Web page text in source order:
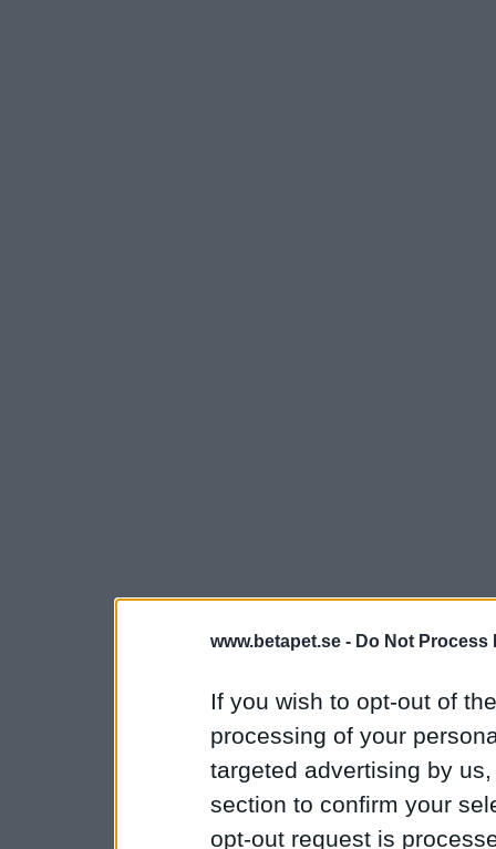
www.betapet.se - Do Not Process
If you wish to opt-out of
processing of your
targeted advertising by
section to confirm your
opt-out request is